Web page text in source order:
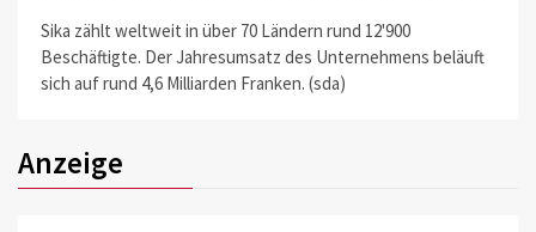
Sika zählt weltweit in über 70 Ländern rund 12'900
Beschäftigte. Der Jahresumsatz des Unternehmens beläuft
sich auf rund 4,6 Milliarden Franken. (sda)
Anzeige